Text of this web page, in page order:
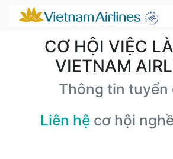
CƠ HỘI VIỆC
VIETNAM
Thông tin tuyển
Liên hệ cơ hội